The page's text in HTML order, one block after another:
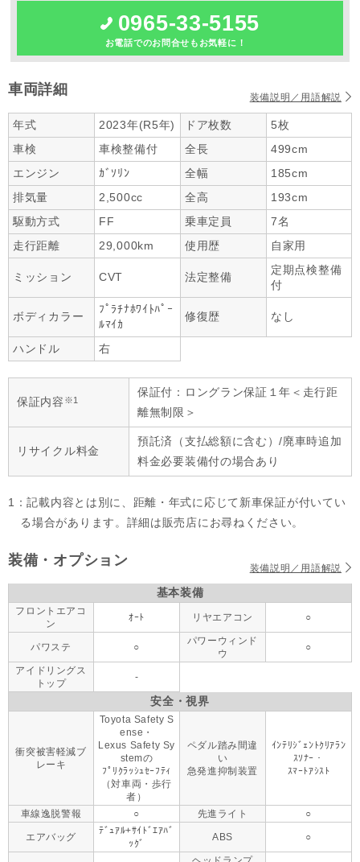
0965-33-5155
お電話でのお問合せもお気軽に！
車両詳細 装備説明／用語解説
年式 2023年(R5年) ドア枚数
5枚
車検
車検整備付 全長
499cm
エンジン
ｶﾞｿﾘﾝ 全幅
185cm
排気量
2,500cc 全高
193cm
駆動方式
FF 乗車定員
7名
走行距離
29,000km 使用歴 自家用
ミッション CVT 法定整備
定期点検整備
付
ボディカラー
ﾌﾟﾗﾁﾅﾎﾜｲﾄﾊﾟｰ
ﾙﾏｲｶ
修復歴 なし
ハンドル 右
保証内容 ※1
保証付：ロングラン保証１年＜走行距
離無制限＞
リサイクル料金
預託済（支払総額に含む）/廃車時追加
料金必要装備付の場合あり
1：記載内容とは別に、距離・年式に応じて新車保証が付いてい
る場合があります。詳細は販売店にお尋ねください。
装備・オプション 装備説明／用語解説
基本装備
フロントエアコ
ン
ｵｰﾄ リヤエアコン ○
パワステ ○
パワーウィンド
ウ
○
アイドリングス
トップ
-
安全・視界
衝突被害軽減ブ
レーキ
Toyota Safety S
ense・
Lexus Safety Sy
stemの
ﾌﾟﾘｸﾗｯｼｭｾｰﾌﾃｨ
（対車両・歩行
者）
ペダル踏み間違
い
急発進抑制装置
ｲﾝﾃﾘｼﾞｪﾝﾄｸﾘｱﾗﾝ
ｽｿﾅｰ・
ｽﾏｰﾄｱｼｽﾄ
車線逸脱警報 ○ 先進ライト ○
エアバッグ
ﾃﾞｭｱﾙ+ｻｲﾄﾞｴｱﾊﾞ
ｯｸﾞ
ABS ○